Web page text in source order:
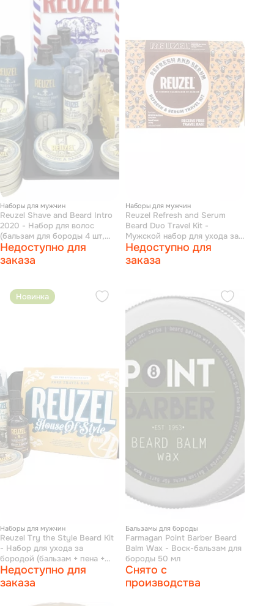
Наборы для мужчин
Reuzel Shave and Beard Intro
2020 - Набор для волос
(бальзам для бороды 4 шт,
пена для бороды 4 шт, лосьон
после бритья 4 шт, мусс крем
для бритья 4 шт, поднос 1шт)
Недоступно для
заказа
Наборы для мужчин
Reuzel Refresh and Serum
Beard Duo Travel Kit -
Мужской набор для ухода за
бородой (кондиционер +
масло)
Недоступно для
заказа
Новинка
Наборы для мужчин
Reuzel Try the Style Beard Kit
- Набор для ухода за
бородой (бальзам + пена +
конд-р + масло)
Недоступно для
заказа
Бальзамы для бороды
Farmagan Point Barber Beard
Balm Wax - Воск-бальзам для
бороды 50 мл
Снято с
производства